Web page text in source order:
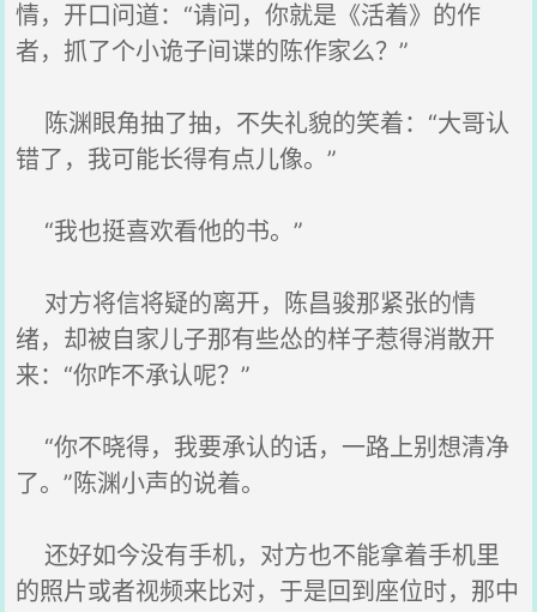
情，开口问道：“请问，你就是《活着》的作
者，抓了个小诡子间谍的陈作家么？”
陈渊眼角抽了抽，不失礼貌的笑着：“大哥认
错了，我可能长得有点儿像。”
“我也挺喜欢看他的书。”
对方将信将疑的离开，陈昌骏那紧张的情
绪，却被自家儿子那有些怂的样子惹得消散开
来：“你咋不承认呢？”
“你不晓得，我要承认的话，一路上别想清净
了。”陈渊小声的说着。
还好如今没有手机，对方也不能拿着手机里
的照片或者视频来比对，于是回到座位时，那中